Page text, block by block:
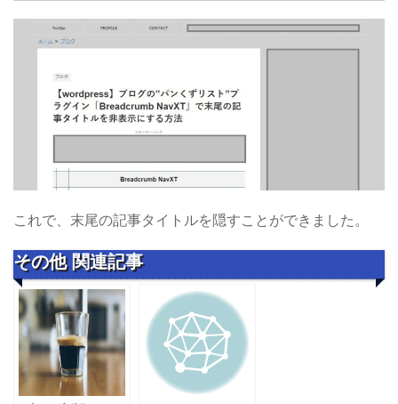
これで、末尾の記事タイトルを隠すことができました。
その他 関連記事